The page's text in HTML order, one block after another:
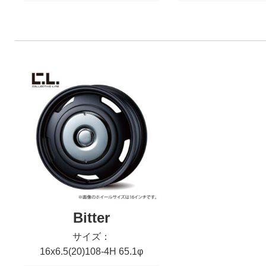
Bitter
サイズ：
16x6.5(20)108-4H 65.1φ